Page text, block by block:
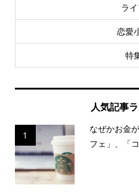
ラ
恋愛
特
人気記事
1
なぜかお金
フェ」、「